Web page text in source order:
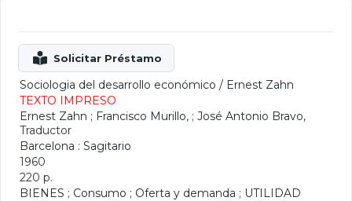
Sociologia del desarrollo económico / Ernest Zahn
TEXTO IMPRESO
Ernest Zahn ; Francisco Murillo, ; José Antonio Bravo,
Traductor
Barcelona : Sagitario
1960
220 p.
BIENES ; Consumo ; Oferta y demanda ; UTILIDAD